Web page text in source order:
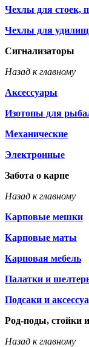
Чехлы для стоек,
Чехлы для удилищ
Сигнализаторы
Назад к главному
Аксессуары
Изотопы для
Механические
Электронные
Забота о карпе
Назад к главному
Карповые мешки
Карповые маты
Карповая мебель
Палатки и
Подсаки и
Род-поды, стойки
Назад к главному